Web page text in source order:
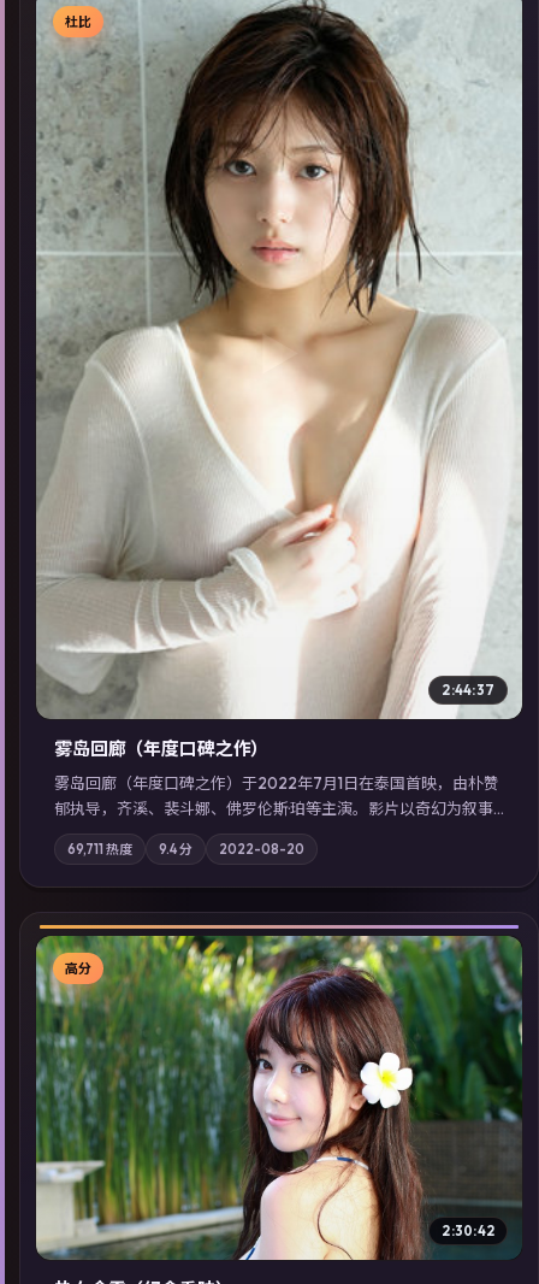
▶
杜比
2:44:37
雾岛回廊（年度口碑之作）
雾岛回廊（年度口碑之作）于2022年7月1日在泰国首映，由朴赞
郁执导，齐溪、裴斗娜、佛罗伦斯·珀等主演。影片以奇幻为叙事
主轴，边境小镇的平静被一封匿名信彻底打破；摄影与配乐强化
地域气质；站内亦可通过「国产免费观看高清电视剧在线看」延
展检索同类型高分佳作，畅享高清在线追剧体验。
69,711 热度 9.4分 2022-08-20
▶
高分
2:30:42